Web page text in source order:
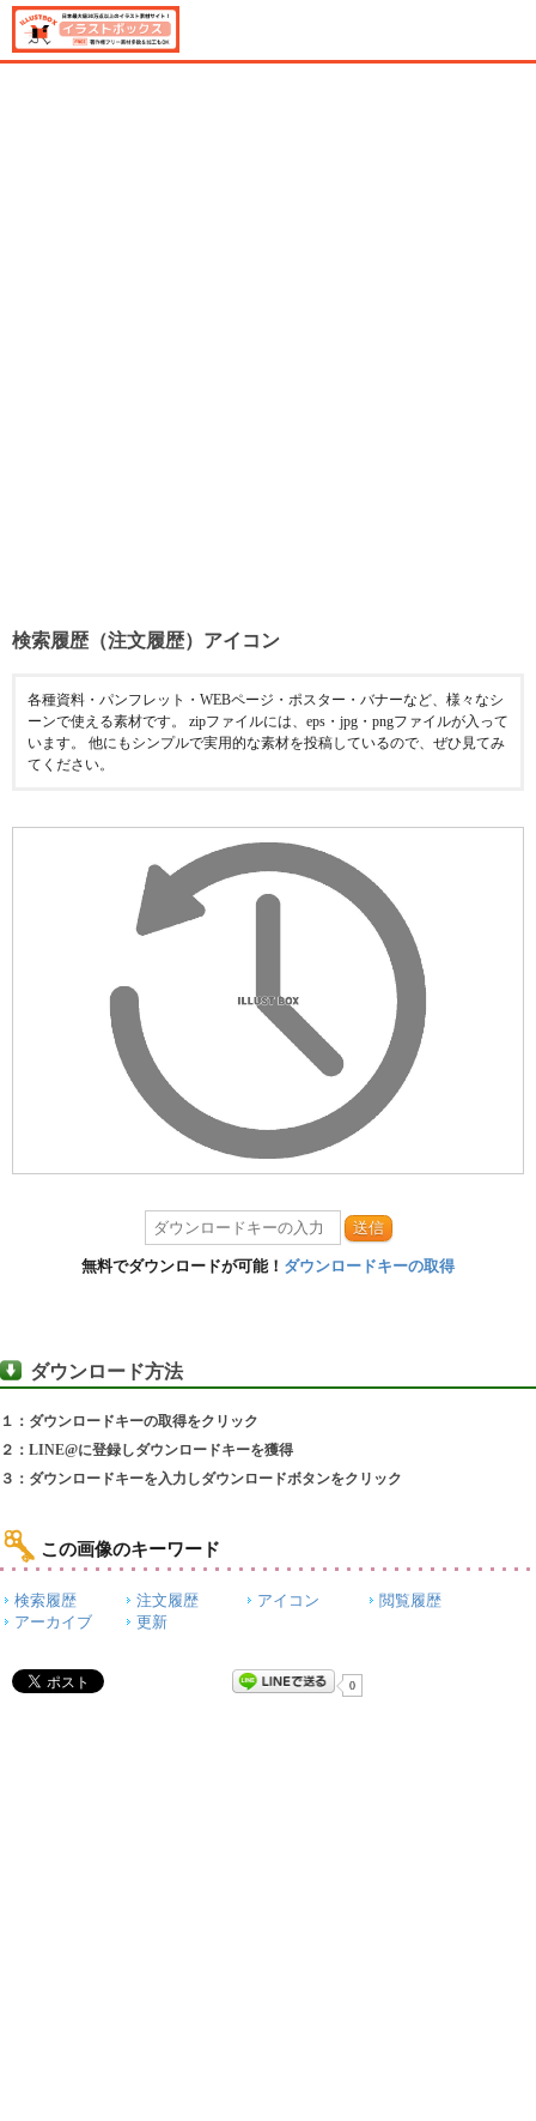
検索履歴（注文履歴）アイコン
各種資料・パンフレット・WEBページ・ポスター・バナーなど、様々なシ
ーンで使える素材です。 zipファイルには、eps・jpg・pngファイルが入って
います。 他にもシンプルで実用的な素材を投稿しているので、ぜひ見てみ
てください。
送信
無料でダウンロードが可能！ ダウンロードキーの取得
ダウンロード方法
１：ダウンロードキーの取得をクリック
２：LINE@に登録しダウンロードキーを獲得
３：ダウンロードキーを入力しダウンロードボタンをクリック
この画像のキーワード
検索履歴 注文履歴 アイコン
閲覧履歴
アーカイブ
更新
0